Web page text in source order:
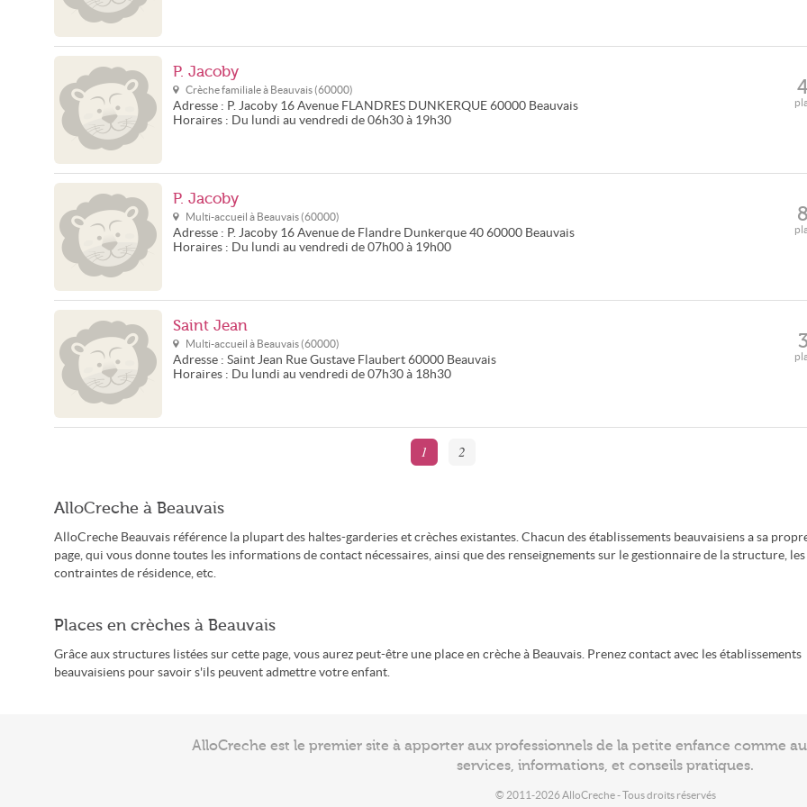
P. Jacoby
Crèche familiale à Beauvais (60000)
Adresse : P. Jacoby 16 Avenue FLANDRES DUNKERQUE 60000 Beauvais
Horaires : Du lundi au vendredi de 06h30 à 19h30
P. Jacoby
Multi-accueil à Beauvais (60000)
Adresse : P. Jacoby 16 Avenue de Flandre Dunkerque 40 60000 Beauvais
Horaires : Du lundi au vendredi de 07h00 à 19h00
Saint Jean
Multi-accueil à Beauvais (60000)
Adresse : Saint Jean Rue Gustave Flaubert 60000 Beauvais
Horaires : Du lundi au vendredi de 07h30 à 18h30
1 2
AlloCreche à Beauvais
AlloCreche Beauvais référence la plupart des haltes-garderies et crèches existantes. Chacun des établissements beauvaisiens a sa
page, qui vous donne toutes les informations de contact nécessaires, ainsi que des renseignements sur le gestionnaire de la structure, les
contraintes de résidence, etc.
Places en crèches à Beauvais
Grâce aux structures listées sur cette page, vous aurez peut-être une place en crèche à Beauvais. Prenez contact avec les établissements
beauvaisiens pour savoir s'ils peuvent admettre votre enfant.
AlloCreche est le premier site à apporter aux professionnels de la petite enfance comme
services, informations, et conseils pratiques.
© 2011-2026 AlloCreche - Tous droits réservés